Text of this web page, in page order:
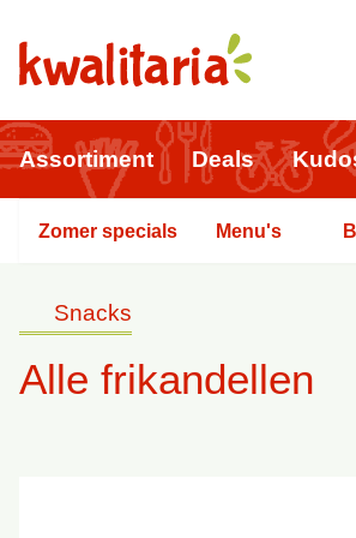
Assortiment Deals
Zomer specials Menu's
Snacks
Alle frikandellen